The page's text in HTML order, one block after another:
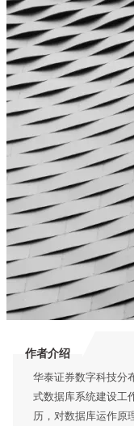
作者介绍
华泰证券数字科技分
式数据库系统建设工
历，对数据库运作原